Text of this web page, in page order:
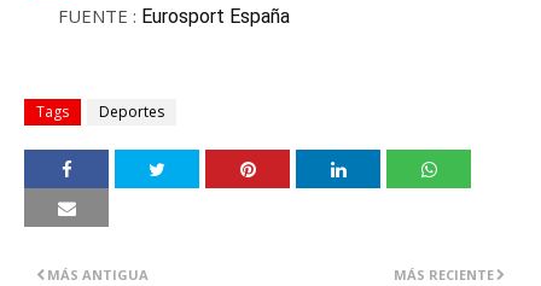
FUENTE : Eurosport España
Tags Deportes
MÁS RECIENTE
MÁS ANTIGUA